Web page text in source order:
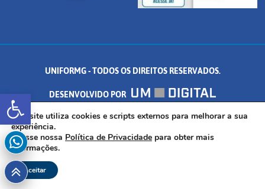
Abrir a barra de ferramentas
UNIFORMG - TODOS OS DIREITOS RESERVADOS.
DESENVOLVIDO POR
AV. DR. ARNALDO DE SENNA, 328 - PALMEIRAS, FORMIGA/MG - CEP:
35.574.530
Este site utiliza cookies e scripts externos para melhorar a sua
experiência.
Acesse nossa Política de Privacidade para obter mais
informações.
Aceitar